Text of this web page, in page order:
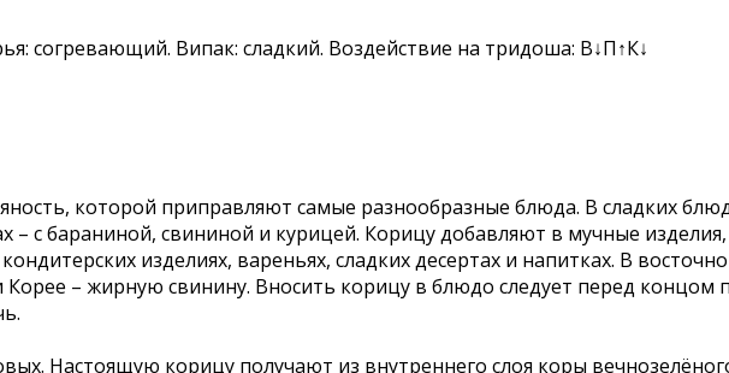
согревающий. Випак: сладкий. Воздействие на тридоша: В↓П↑К↓
которой приправляют самые разнообразные блюда. В сладких
– с бараниной, свининой и курицей. Корицу добавляют в мучные
изделиях, вареньях, сладких десертах и напитках. В
– жирную свинину. Вносить корицу в блюдо следует перед концом
Настоящую корицу получают из внутреннего слоя коры